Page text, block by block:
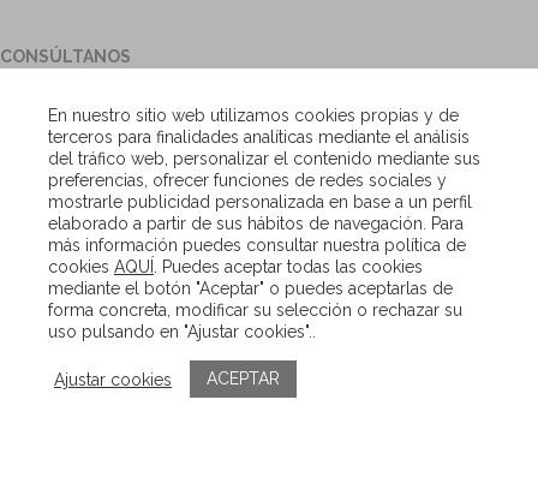
CONSÚLTANOS
encantados
Escríbenos
Copyright – Van Beveren 2020
En nuestro sitio web utilizamos cookies propias y de
terceros para finalidades analíticas mediante el análisis
del tráfico web, personalizar el contenido mediante sus
preferencias, ofrecer funciones de redes sociales y
mostrarle publicidad personalizada en base a un perfil
elaborado a partir de sus hábitos de navegación. Para
más información puedes consultar nuestra política de
cookies AQUÍ
. Puedes aceptar todas las cookies
mediante el botón "Aceptar" o puedes aceptarlas de
forma concreta, modificar su selección o rechazar su
uso pulsando en "Ajustar cookies"..
Ajustar cookies ACEPTAR